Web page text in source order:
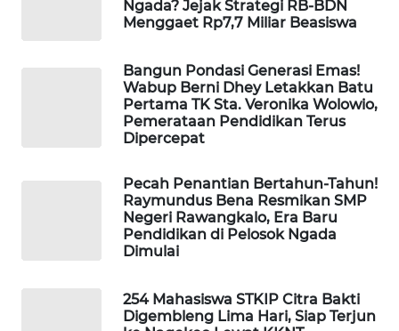
Ngada? Jejak Strategi RB-BDN
Menggaet Rp7,7 Miliar Beasiswa
Bangun Pondasi Generasi Emas!
Wabup Berni Dhey Letakkan Batu
Pertama TK Sta. Veronika Wolowio,
Pemerataan Pendidikan Terus
Dipercepat
Pecah Penantian Bertahun-Tahun!
Raymundus Bena Resmikan SMP
Negeri Rawangkalo, Era Baru
Pendidikan di Pelosok Ngada
Dimulai
254 Mahasiswa STKIP Citra Bakti
Digembleng Lima Hari, Siap Terjun